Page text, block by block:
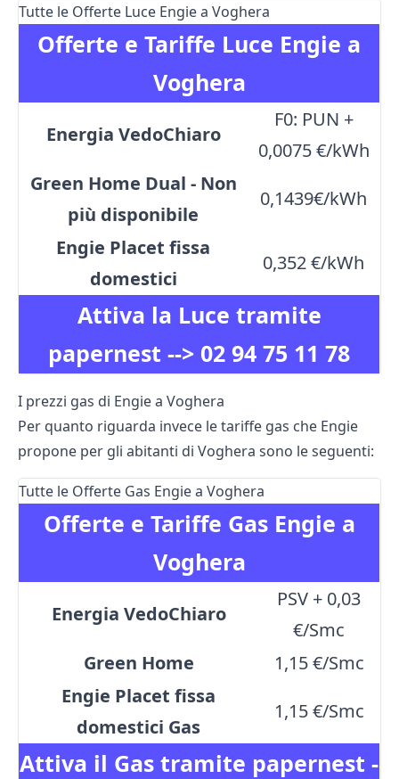
Tutte le Offerte Luce Engie a Voghera
Attiva la Luce tramite
papernest --> 02 94 75 11 78
Offerte e Tariffe Luce Engie a
Voghera
Energia VedoChiaro
F0: PUN +
0,0075 €/kWh
Green Home Dual - Non
più disponibile
0,1439€/kWh
Engie Placet fissa
domestici
0,352 €/kWh
I prezzi gas di Engie a Voghera
Per quanto riguarda invece le tariffe gas che Engie
propone per gli abitanti di Voghera sono le seguenti:
Tutte le Offerte Gas Engie a Voghera
Attiva il Gas tramite papernest -
Offerte e Tariffe Gas Engie a
Voghera
Energia VedoChiaro
PSV + 0,03
€/Smc
Green Home
1,15 €/Smc
Engie Placet fissa
domestici Gas
1,15 €/Smc